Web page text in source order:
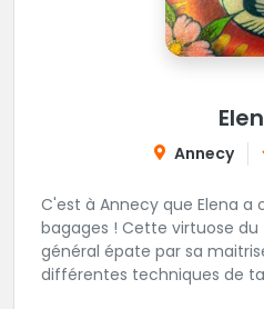
Annecy
C'est à Annecy que Elena a
bagages ! Cette virtuose
général épate par sa
différentes techniques de